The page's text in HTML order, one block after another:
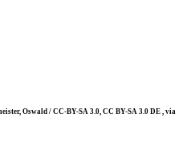
Oswald / CC-BY-SA 3.0, CC BY-SA 3.0 DE , via